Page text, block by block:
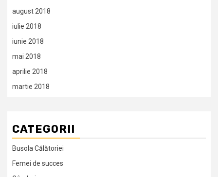
august 2018
iulie 2018
iunie 2018
mai 2018
aprilie 2018
martie 2018
CATEGORII
Busola Călătoriei
Femei de succes